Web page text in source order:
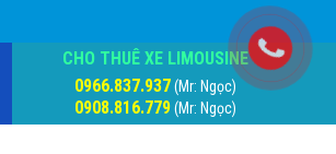
CHO THUÊ XE LIMOUSINE
0966.837.937(Mr: Ngọc)
0908.816.779(Mr: Ngọc)